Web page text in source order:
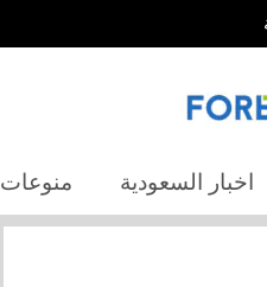
اخبار السعودية منوعات